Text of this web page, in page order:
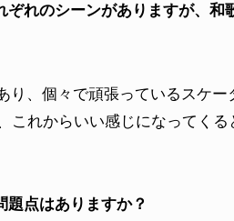
れのシーンがありますが、和
、個々で頑張っているスケー
これからいい感じになってくる
点はありますか？